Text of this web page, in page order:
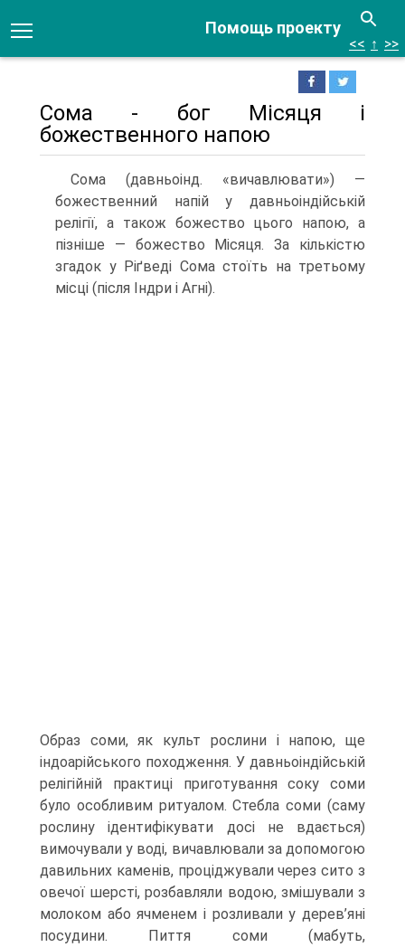
Помощь проекту
<< ↑ >>
Сома - бог Місяця і
божественного напою
Сома (давньоінд. «вичавлювати») —
божественний напій у давньоіндійській
релігії, а також божество цього напою, а
пізніше — божество Місяця. За кількістю
згадок у Ріґведі Сома стоїть на третьому
місці (після Індри і Агні).
Образ соми, як культ рослини і напою, ще
індоарійського походження. У давньоіндійській
релігійній практиці приготування соку соми
було особливим ритуалом. Стебла соми (саму
рос­лину ідентифікувати досі не вдається)
вимочували у воді, вичавлювали за допом­огою
давильних каменів, проціджували через сито з
овечої шерсті, розбавляли водою, змішували з
молоком або ячменем і розливали у дерев’яні
посудини. Пит­тя соми (мабуть,